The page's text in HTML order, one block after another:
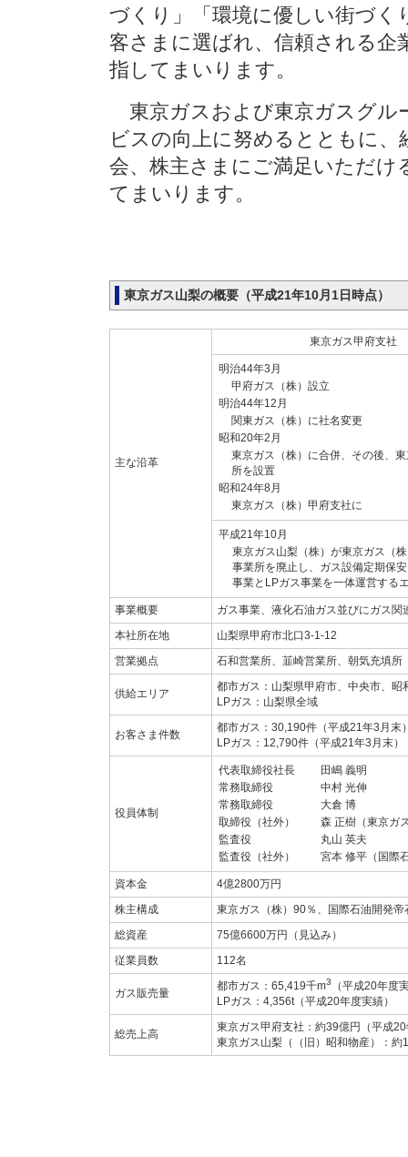
づくり」「環境に優しい街づく
客さまに選ばれ、信頼される企
指してまいります。
東京ガスおよび東京ガスグル
ビスの向上に努めるとともに
会、株主さまにご満足いただけ
てまいります。
東京ガス山梨の概要（平成21年10月1日時点）
主な沿革
東京ガス甲府支社
明治44年3月
甲府ガス（株）設立
明治44年12月
関東ガス（株）に社名変更
昭和20年2月
東京ガス（株）に合併、その後、
所を設置
昭和24年8月
東京ガス（株）甲府支社に
平成21年10月
東京ガス山梨（株）が東京ガス（
事業所を廃止し、ガス設備定期保
事業とLPガス事業を一体運営する
事業概要
ガス事業、液化石油ガス並びにガス関
本社所在地
山梨県甲府市北口3-1-12
営業拠点
石和営業所、韮崎営業所、朝気充填所
供給エリア
都市ガス：山梨県甲府市、中央市、昭
LPガス：山梨県全域
お客さま件数
都市ガス：30,190件（平成21年3月末
LPガス：12,790件（平成21年3月末）
役員体制
代表取締役社長
田嶋 義明
常務取締役
中村 光伸
常務取締役
大倉 博
取締役（社外）
森 正樹（東京ガ
監査役
丸山 英夫
監査役（社外）
宮本 修平（国際
資本金
4億2800万円
株主構成
東京ガス（株）90％、国際石油開発帝
総資産
75億6600万円（見込み）
従業員数
112名
ガス販売量
都市ガス：65,419千m3
（平成20年度
LPガス：4,356t（平成20年度実績）
総売上高
東京ガス甲府支社：約39億円（平成
東京ガス山梨（（旧）昭和物産）：